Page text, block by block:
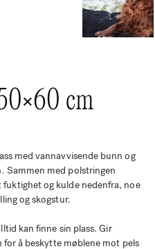
cm
med vannavvisende bunn og
Sammen med polstringen
og kulde nedenfra, noe
og skogstur.
kan finne sin plass. Gir
for å beskytte møblene mot pels